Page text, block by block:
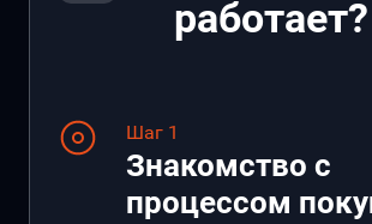
работает?
Шаг 1
Знакомство с
процессом